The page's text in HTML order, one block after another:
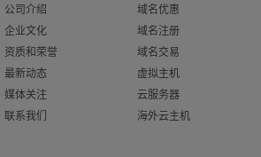
公司介绍
企业文化
资质和荣誉
最新动态
媒体关注
联系我们
域名优惠
域名注册
域名交易
虚拟主机
云服务器
海外云主机